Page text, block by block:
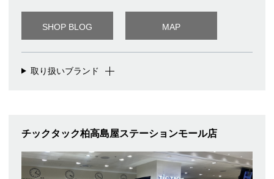
SHOP BLOG MAP
取り扱いブランド
チックタック柏高島屋ステーションモール店